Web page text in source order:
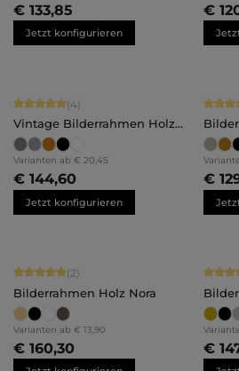
€ 133,85
Jetzt konfigurieren
€
Durchschnittliche Bewertung von 5 von 5
(4)
Vintage Bilderrahmen Holz
Isabella
Varianten ab € 20,45
€ 144,60
Jetzt konfigurieren
€
Durchschnittliche Bewertung von 5 von 5
(2)
Bilderrahmen Holz Nora
Varianten ab € 13,90
€ 160,30 €